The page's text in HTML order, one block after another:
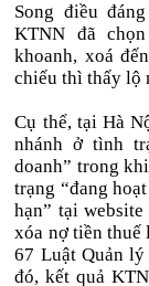
Song điều
KTNN đã
khoanh, xoá
chiếu thì thấy lộ
Cụ thể, tại Hà
nhánh ở tình
doanh” trong
trạng “đang
hạn” tại
xóa nợ tiền thuế
67 Luật Quản
đó, kết quả